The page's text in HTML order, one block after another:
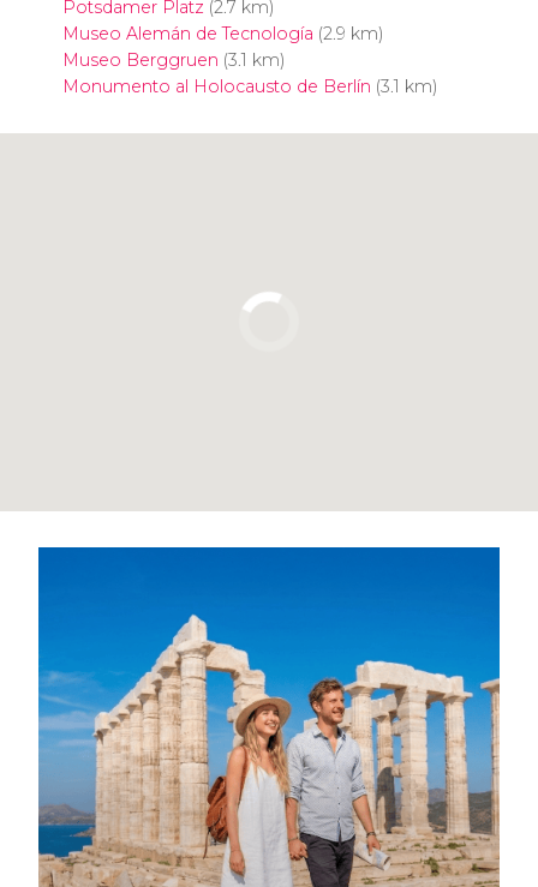
Potsdamer Platz (2.7 km)
Museo Alemán de Tecnología (2.9 km)
Museo Berggruen (3.1 km)
Monumento al Holocausto de Berlín (3.1 km)